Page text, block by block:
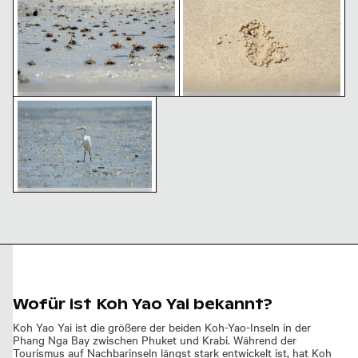
von Laem Haad Haad Strand
Winkerkrabben auf dem Schlick
von Laem Haad Beach
Silberreiher steht im flachen Wasser
Wofür ist Koh Yao Yai bekannt?
Koh Yao Yai ist die größere der beiden Koh-Yao-Inseln in der
Phang Nga Bay zwischen Phuket und Krabi. Während der
Tourismus auf Nachbarinseln längst stark entwickelt ist, hat Koh